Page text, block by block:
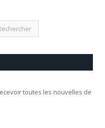
toutes les nouvelles de